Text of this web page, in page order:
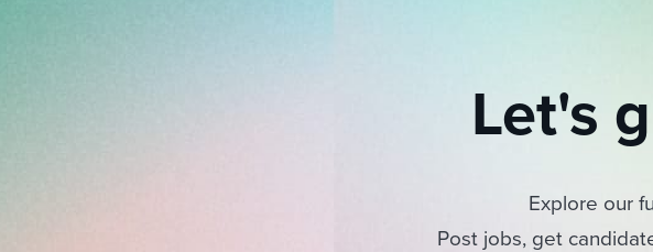
Let's
Explore our
Post jobs, get